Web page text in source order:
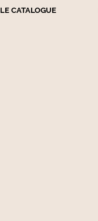
LE CATALOGUE